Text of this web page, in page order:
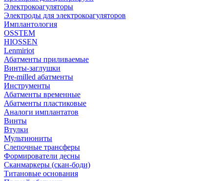
Электрокоагуляторы
Электроды для электрокоагуляторов
Имплантология
OSSTEM
HIOSSEN
Lenmiriot
Абатменты приливаемые
Винты-заглушки
Pre-milled абатменты
Инструменты
Абатменты временные
Абатменты пластиковые
Аналоги имплантатов
Винты
Втулки
Мультиюниты
Слепочные трансферы
Формирователи десны
Сканмаркеры (скан-боди)
Титановые основания